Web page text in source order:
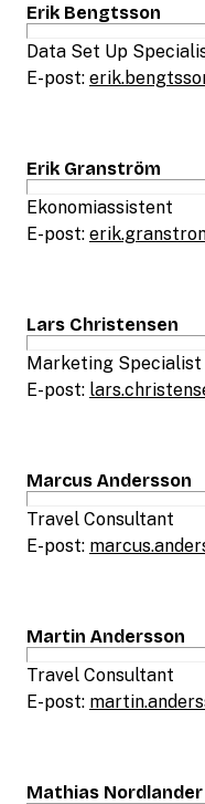
Erik Bengtsson
Data Set Up
E-post:
Erik Granström
Ekonomiassistent
E-post:
Lars Christensen
Marketing Specialist
E-post:
Marcus Andersson
Travel Consultant
E-post:
Martin Andersson
Travel Consultant
E-post:
Mathias Nordlander